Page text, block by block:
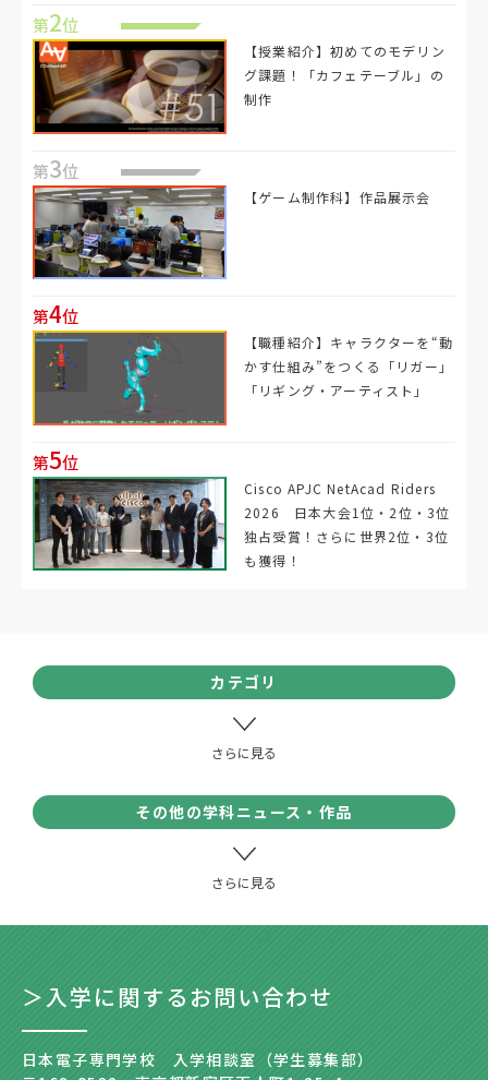
カテゴリ
その他の学科ニュース・作品
第2位
【授業紹介】初めてのモデリン
グ課題！「カフェテーブル」の
制作
第3位
【ゲーム制作科】作品展示会
第4位
【職種紹介】キャラクターを“動
かす仕組み”をつくる「リガー」
「リギング・アーティスト」
第5位
Cisco APJC NetAcad Riders
2026 日本大会1位・2位・3位
独占受賞！さらに世界2位・3位
も獲得！
＞入学に関するお問い合わせ
日本電子専門学校 入学相談室（学生募集部）